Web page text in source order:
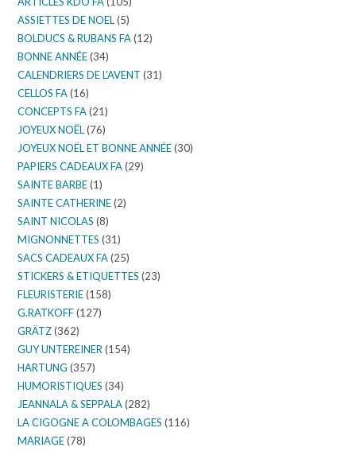
ASSIETTES DE NOEL (5)
BOLDUCS & RUBANS FA (12)
BONNE ANNÉE (34)
CALENDRIERS DE L'AVENT (31)
CELLOS FA (16)
CONCEPTS FA (21)
JOYEUX NOËL (76)
JOYEUX NOËL ET BONNE ANNÉE (30)
PAPIERS CADEAUX FA (29)
SAINTE BARBE (1)
SAINTE CATHERINE (2)
SAINT NICOLAS (8)
MIGNONNETTES (31)
SACS CADEAUX FA (25)
STICKERS & ETIQUETTES (23)
FLEURISTERIE (158)
G.RATKOFF (127)
GRÄTZ (362)
GUY UNTEREINER (154)
HARTUNG (357)
HUMORISTIQUES (34)
JEANNALA & SEPPALA (282)
LA CIGOGNE A COLOMBAGES (116)
MARIAGE (78)